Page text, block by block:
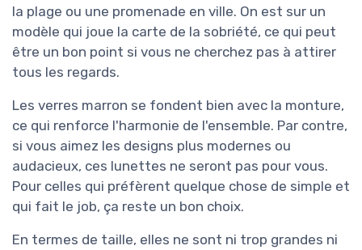
la plage ou une promenade en ville. On est sur un
modèle qui joue la carte de la sobriété, ce qui peut
être un bon point si vous ne cherchez pas à attirer
tous les regards.
Les verres marron se fondent bien avec la monture,
ce qui renforce l'harmonie de l'ensemble. Par contre,
si vous aimez les designs plus modernes ou
audacieux, ces lunettes ne seront pas pour vous.
Pour celles qui préfèrent quelque chose de simple et
qui fait le job, ça reste un bon choix.
En termes de taille, elles ne sont ni trop grandes ni